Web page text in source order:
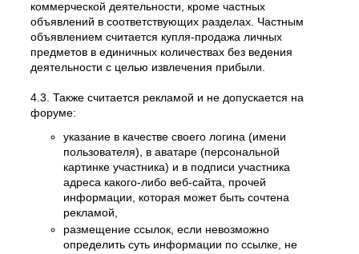
коммерческой деятельности, кроме частных
объявлений в соответствующих разделах. Частным
объявлением считается купля-продажа личных
предметов в единичных количествах без ведения
деятельности с целью извлечения прибыли.
4.3. Также считается рекламой и не допускается на
форуме:
указание в качестве своего логина (имени
пользователя), в аватаре (персональной
картинке участника) и в подписи участника
адреса какого-либо веб-сайта, прочей
информации, которая может быть сочтена
рекламой,
размещение ссылок, если невозможно
определить суть информации по ссылке, не